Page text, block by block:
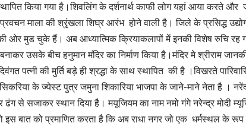
स्थापित किया गया है।शिवलिंग के दर्शनार्थ काफी लोग यहां आया करते
प्रवचन माला की श्रृंखला शिघ्र आरंभ होने वाली है। जिले के प्रसिद्ध
ओर मुड चुके हैं। अब आध्यात्मिक क्रियाकलापों में इनकी विशेष रुचि
उसके बीच हनुमान मंदिर का निर्माण किया है।मंदिर मे श्रीराम
की मुर्ति बड़े ही श्रद्धा के साथ स्थापित की है ।विखरते
के ज्येस्ट पुत्र जमुना शिकारिया भाजपा के जाने-माने नेता है ।
से सजाकर स्थान दिया है। मयूजियम का नाम नमो गंगे नरेन्द्र मोदी
बात को प्रमाणित करता है कि अब राधा नगर जो एक धर्मस्थल के रूप